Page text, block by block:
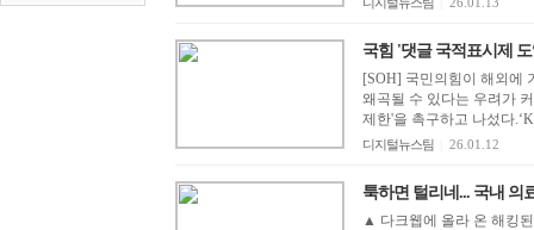
국힘 '댓글 국적표시제
[SOH] 국민의힘이 해외에
왜곡될 수 있다는 우려가
제한'을 촉구하고 나섰다
디지털뉴스팀 26.01.12
툭하면 털리네... 국내 의
▲ 다크웹에 올라 온 해킹